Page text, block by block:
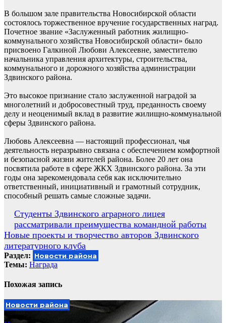
В большом зале правительства Новосибирской области
состоялось торжественное вручение государственных наград.
Почетное звание «Заслуженный работник жилищно-
коммунального хозяйства Новосибирской области» было
присвоено Галкиной Любови Алексеевне, заместителю
начальника управления архитектуры, строительства,
коммунального и дорожного хозяйства администрации
Здвинского района.
Это высокое признание стало заслуженной наградой за
многолетний и добросовестный труд, преданность своему
делу и неоценимый вклад в развитие жилищно-коммунальной
сферы Здвинского района.
Любовь Алексеевна — настоящий профессионал, чья
деятельность неразрывно связана с обеспечением комфортной
и безопасной жизни жителей района. Более 20 лет она
посвятила работе в сфере ЖКХ Здвинского района. За эти
годы она зарекомендовала себя как исключительно
ответственный, инициативный и грамотный сотрудник,
способный решать самые сложные задачи.
Навигация
по
записям
Студенты Здвинского аграрного лицея
рассматривали преимущества командной работы
Новые проекты и творчество авторов Здвинского
литературного клуба
Раздел: Новости района
Темы: Награда
Похожая запись
Новости района